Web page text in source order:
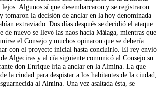
Algunos sí que desembarcaron y se registraron
tomaron la decisión de anclar en la hoy denominada
extraviado. Dos días después se decidió el ataque
nuevo se llevó las naos hacia Málaga, mientras que
el Consejo y muchos opinaron que se debería
con el proyecto inicial hasta concluirlo. El rey envió
Algeciras y al día siguiente comunicó al Consejo su
don Enrique iría a anclar en la Almina. La que
la ciudad para despistar a los habitantes de la ciudad,
al Almina. Una vez asaltada ésta, se